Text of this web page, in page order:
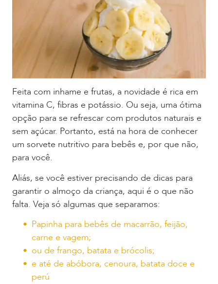
Feita com inhame e frutas, a novidade é rica em
vitamina C, fibras e potássio. Ou seja, uma ótima
opção para se refrescar com produtos naturais e
sem açúcar. Portanto, está na hora de conhecer
um sorvete nutritivo para bebês e, por que não,
para você.
Aliás, se você estiver precisando de dicas para
garantir o almoço da criança, aqui é o que não
falta. Veja só algumas que separamos:
Papinha para bebês de macarrão, feijão,
carne e vagem;
ou de frango, batata e brócolis;
e até de abóbora, cenoura, batata doce e
perú